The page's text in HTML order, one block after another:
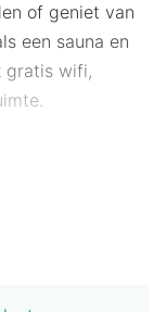
of geniet van
een sauna en
gratis wifi,
van
Dagelijks
07.00 uur tot